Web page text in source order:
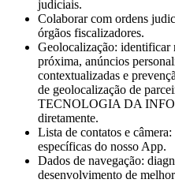
judiciais.
Colaborar com ordens
órgãos fiscalizadores.
Geolocalização: identificar
próxima, anúncios
contextualizadas e
de geolocalização de
TECNOLOGIA DA
diretamente.
Lista de contatos e
específicas do nosso App.
Dados de navegação:
desenvolvimento de